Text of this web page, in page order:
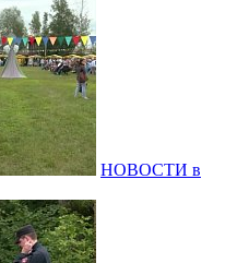
НОВОСТИ в